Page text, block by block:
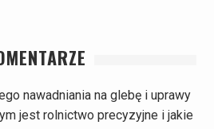
nawadniania na glebę i uprawy
jest rolnictwo precyzyjne i jakie